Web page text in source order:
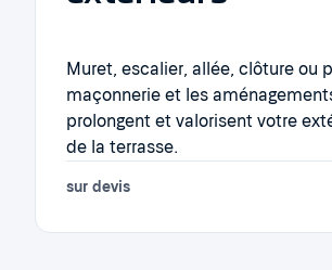
Muret, escalier, allée, clôture ou
maçonnerie et les
prolongent et valorisent votre
de la terrasse.
sur devis